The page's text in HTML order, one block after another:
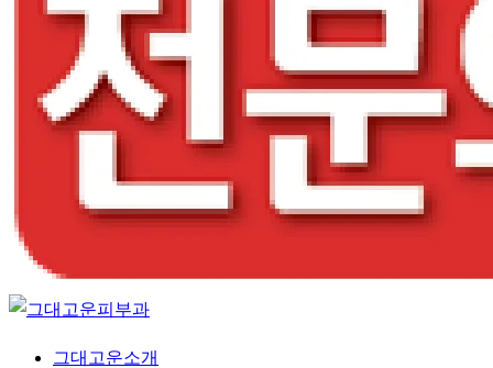
Menu
그대고운소개